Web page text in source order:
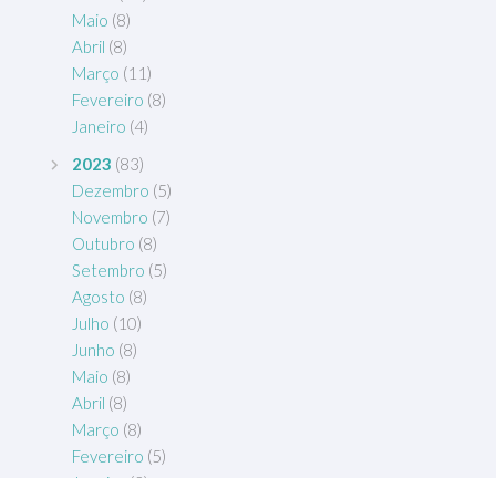
Maio (8)
Abril (8)
Março (11)
Fevereiro (8)
Janeiro (4)
2023 (83)
Dezembro (5)
Novembro (7)
Outubro (8)
Setembro (5)
Agosto (8)
Julho (10)
Junho (8)
Maio (8)
Abril (8)
Março (8)
Fevereiro (5)